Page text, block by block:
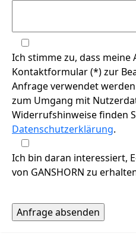
Ich stimme zu, dass meine
Kontaktformular (*) zur
Anfrage verwendet
zum Umgang mit
Widerrufshinweise finden
Datenschutzerklärung.
Ich bin daran interessiert,
von GANSHORN zu